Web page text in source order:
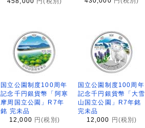
国立公園制度100周年
記念千円銀貨幣「阿寒
摩周国立公園」R7年
銘 完未品
12,000 円(税別)
国立公園制度100周年
記念千円銀貨幣「大雪
山国立公園」R7年銘
完未品
12,000
円(税別)